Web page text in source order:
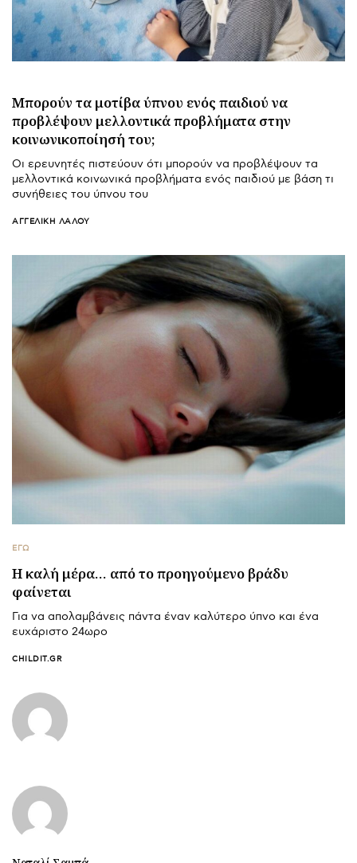
Μπορούν τα μοτίβα ύπνου ενός παιδιού να
προβλέψουν μελλοντικά προβλήματα στην
κοινωνικοποίησή του;
Οι ερευνητές πιστεύουν ότι μπορούν να προβλέψουν τα
μελλοντικά κοινωνικά προβλήματα ενός παιδιού με βάση τι
συνήθειες του ύπνου του
ΑΓΓΕΛΙΚΉ ΛΆΛΟΥ
ΕΓΩ
Η καλή μέρα… από το προηγούμενο βράδυ
φαίνεται
Για να απολαμβάνεις πάντα έναν καλύτερο ύπνο και ένα
ευχάριστο 24ωρο
CHILDIT.GR